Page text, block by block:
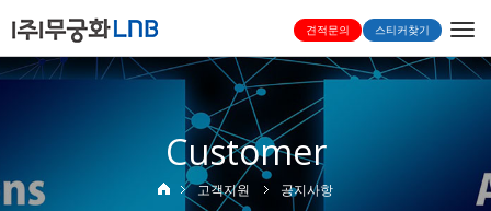
견적문의 스티커찾기
Customer
고객지원 공지사항